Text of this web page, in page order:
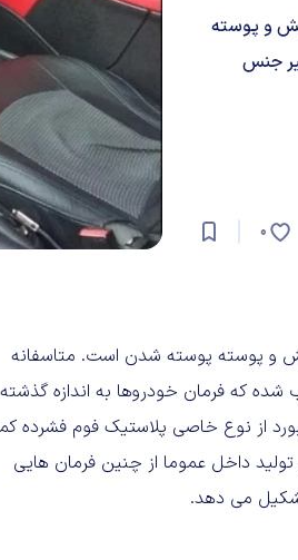
و پوسته
جنس
0
و پوسته پوسته شدن است. متاسفانه
که فرمان خودروها به اندازه گذشته
از نوع خاصی پلاستیک فوم فشرده
داخل عموما از چنین فرمان هایی
می دهد.